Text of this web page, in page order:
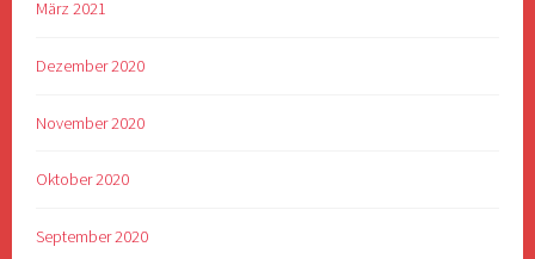
März 2021
Dezember 2020
November 2020
Oktober 2020
September 2020